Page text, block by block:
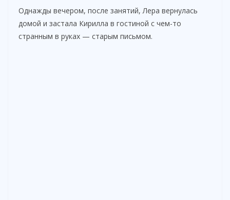
Однажды вечером, после занятий, Лера вернулась
домой и застала Кирилла в гостиной с чем-то
странным в руках — старым письмом.